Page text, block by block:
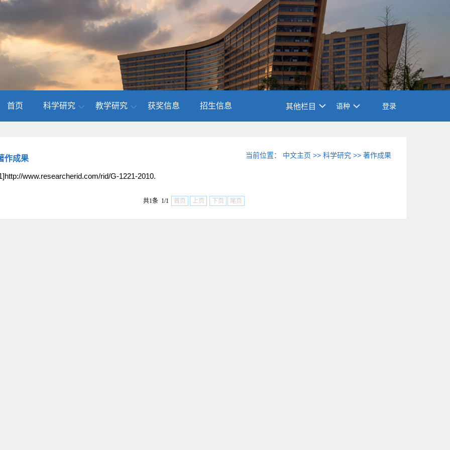
首页 科学研究 教学研究 获奖信息 招生信息 其他栏目 语种 登录
作成果 当前位置： 中文主页 >>科学研究 >>著作成果
www.researcherid.com/rid/G-1221-2010.
共1条 1/1 首页 上页 下页 尾页